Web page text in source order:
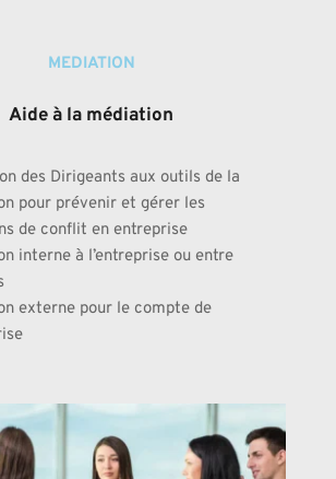
MEDIATION
Aide à la médiation
des Dirigeants aux outils de la
pour prévenir et gérer les
de conflit en entreprise
interne à l’entreprise ou entre
externe pour le compte de